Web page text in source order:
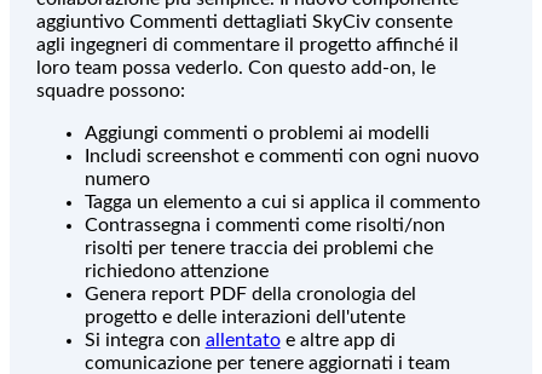
aggiuntivo Commenti dettagliati SkyCiv consente
agli ingegneri di commentare il progetto affinché il
loro team possa vederlo. Con questo add-on, le
squadre possono:
Aggiungi commenti o problemi ai modelli
Includi screenshot e commenti con ogni nuovo
numero
Tagga un elemento a cui si applica il commento
Contrassegna i commenti come risolti/non
risolti per tenere traccia dei problemi che
richiedono attenzione
Genera report PDF della cronologia del
progetto e delle interazioni dell'utente
Si integra con allentatoe altre app di
comunicazione per tenere aggiornati i team